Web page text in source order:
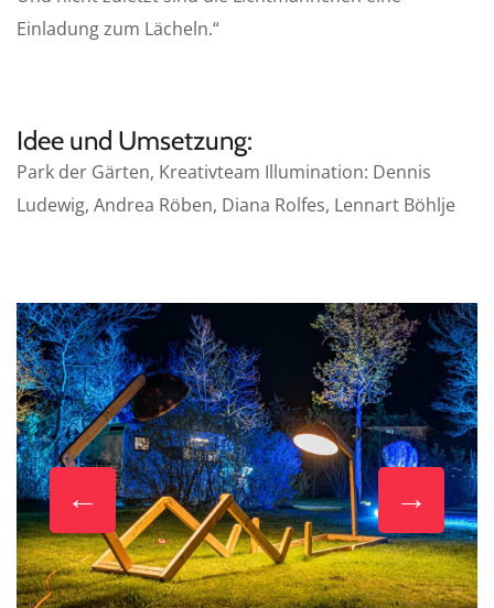
Einladung zum Lächeln.“
Idee und Umsetzung:
Park der Gärten, Kreativteam Illumination: Dennis
Ludewig, Andrea Röben, Diana Rolfes, Lennart Böhlje